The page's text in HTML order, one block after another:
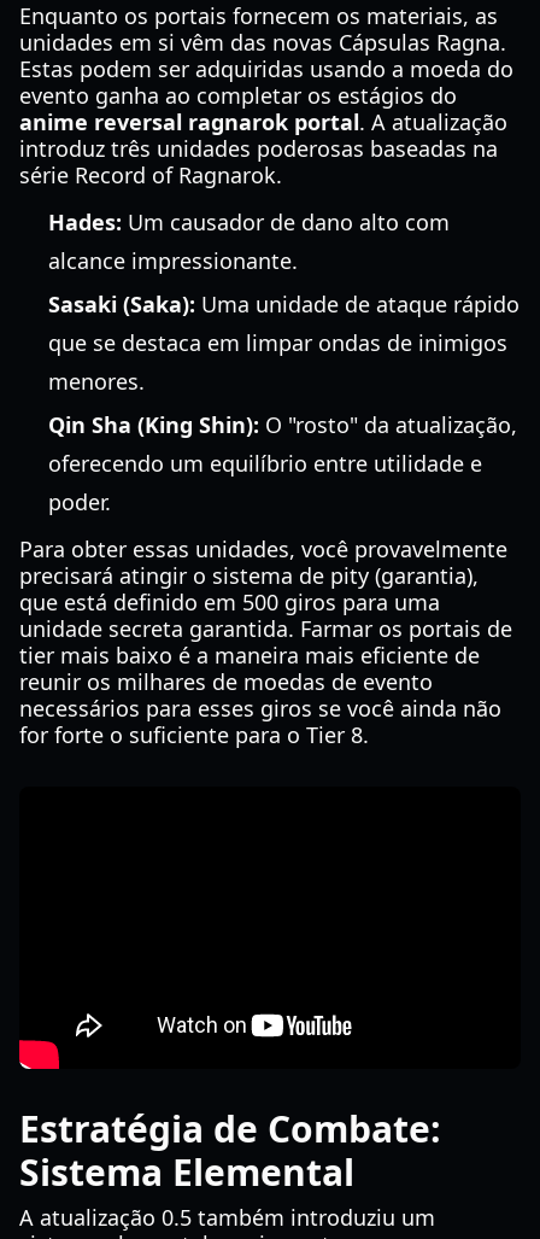
Enquanto os portais fornecem os materiais, as
unidades em si vêm das novas Cápsulas Ragna.
Estas podem ser adquiridas usando a moeda do
evento ganha ao completar os estágios do
anime reversal ragnarok portal. A atualização
introduz três unidades poderosas baseadas na
série Record of Ragnarok.
Hades: Um causador de dano alto com
alcance impressionante.
Sasaki (Saka): Uma unidade de ataque rápido
que se destaca em limpar ondas de inimigos
menores.
Qin Sha (King Shin): O "rosto" da atualização,
oferecendo um equilíbrio entre utilidade e
poder.
Para obter essas unidades, você provavelmente
precisará atingir o sistema de pity (garantia),
que está definido em 500 giros para uma
unidade secreta garantida. Farmar os portais de
tier mais baixo é a maneira mais eficiente de
reunir os milhares de moedas de evento
necessários para esses giros se você ainda não
for forte o suficiente para o Tier 8.
Estratégia de Combate:
Sistema Elemental
A atualização 0.5 também introduziu um